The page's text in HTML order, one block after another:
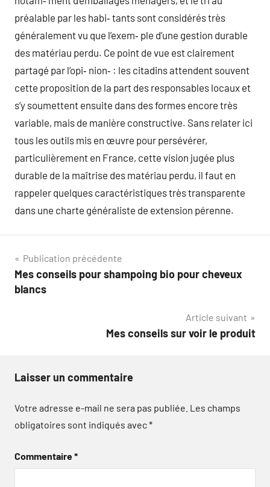
préalable par les habi‑ tants sont considérés très
généralement vu que l’exem‑ ple d’une gestion durable
des matériau perdu. Ce point de vue est clairement
partagé par l’opi‑ nion‑ : les citadins attendent souvent
cette proposition de la part des responsables locaux et
s’y soumettent ensuite dans des formes encore très
variable, mais de manière constructive. Sans relater ici
tous les outils mis en œuvre pour persévérer,
particulièrement en France, cette vision jugée plus
durable de la maîtrise des matériau perdu, il faut en
rappeler quelques caractéristiques très transparente
dans une charte généraliste de extension pérenne.
Navigation
de
Publication précédente
Mes conseils pour shampoing bio pour cheveux
blancs
Article suivant
Mes conseils sur voir le produit
Laisser un commentaire
Votre adresse e-mail ne sera pas publiée. Les champs
obligatoires sont indiqués avec*
Commentaire*